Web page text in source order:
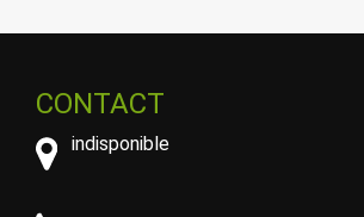
CONTACT
indisponible